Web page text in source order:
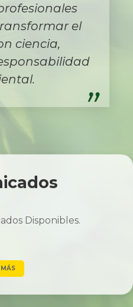
el
ciencia,
Disponibles.